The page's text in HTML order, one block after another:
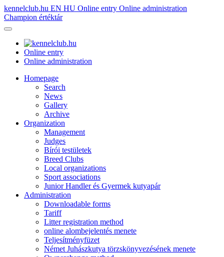
kennelclub.hu EN HU Online entry Online administration
Champion értéktár
Online entry
Online administration
Homepage
Search
News
Gallery
Archive
Organization
Management
Judges
Bírói testületek
Breed Clubs
Local organizations
Sport associations
Junior Handler és Gyermek kutyapár
Administration
Downloadable forms
Tariff
Litter registration method
online alombejelentés menete
Teljesítményfüzet
Német Juhászkutya törzskönyvezésének menete